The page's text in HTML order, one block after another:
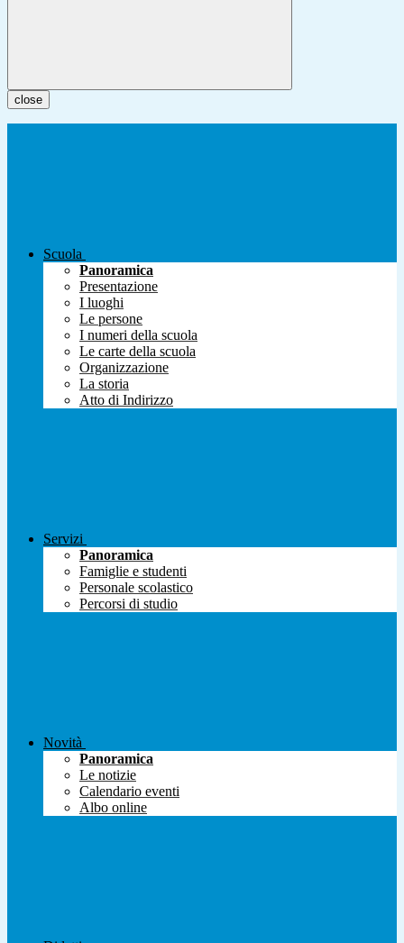
close
Scuola
Panoramica
Presentazione
I luoghi
Le persone
I numeri della scuola
Le carte della scuola
Organizzazione
La storia
Atto di Indirizzo
Servizi
Panoramica
Famiglie e studenti
Personale scolastico
Percorsi di studio
Novità
Panoramica
Le notizie
Calendario eventi
Albo online